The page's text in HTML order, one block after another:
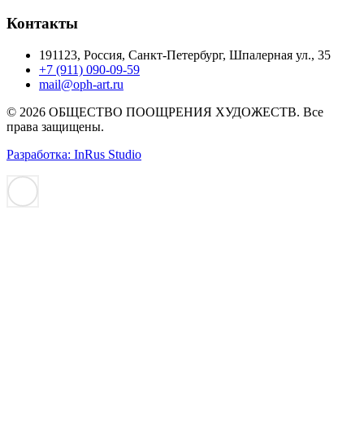
Контакты
191123, Россия, Санкт-Петербург, Шпалерная ул., 35
+7 (911) 090-09-59
mail@oph-art.ru
© 2026 ОБЩЕСТВО ПООЩРЕНИЯ ХУДОЖЕСТВ. Все
права защищены.
Разработка: InRus Studio